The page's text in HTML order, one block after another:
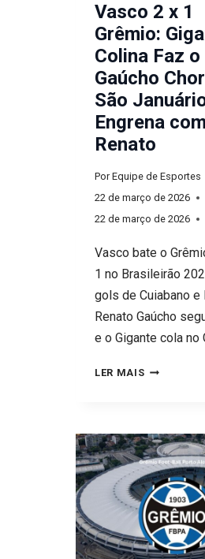
Vasco 2 x 1
Grêmio:
Colina Faz o
Gaúcho
São
Engrena com
Renato
Por Equipe de Esportes
22 de março de 2026
22 de março de 2026
Vasco bate o
1 no Brasileirão
gols de Cuiabano e
Renato Gaúcho
e o Gigante cola no
LER MAISVASCO
1
GRÊMIO:
GIGANTE
DA
COLINA
FAZ